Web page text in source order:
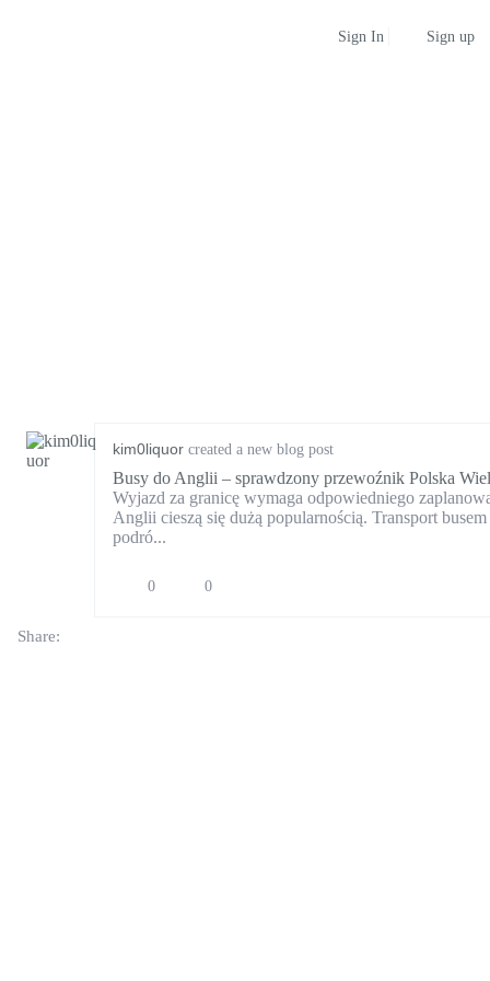
Sign In Sign up
kim0liquor created a new blog post
Busy do Anglii – sprawdzony przewoźnik Polska
Wyjazd za granicę wymaga odpowiedniego
Anglii cieszą się dużą popularnością. Transport
podró...
0 0
Share: